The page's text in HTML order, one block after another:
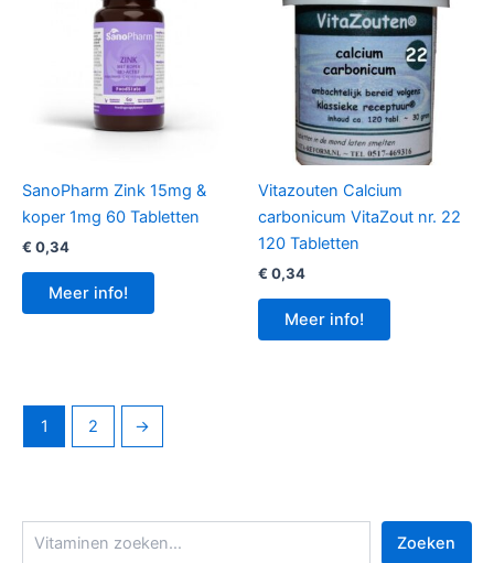
SanoPharm Zink 15mg &
koper 1mg 60 Tabletten
€ 0,34
Meer info!
Vitazouten Calcium
carbonicum VitaZout nr. 22
120 Tabletten
€ 0,34
Meer info!
1 2 →
Zoeken